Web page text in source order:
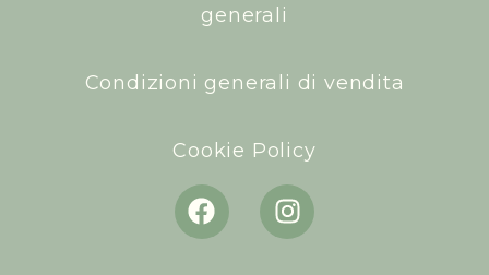
generali
Condizioni generali di vendita
Cookie Policy